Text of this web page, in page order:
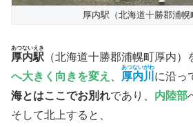
厚内駅（北海道十勝郡浦幌
厚内駅
あつないえき
（北海道十勝郡浦幌町厚内
へ大きく向きを変え
厚内川
あつないがわ
に沿っ
海とはここでお別れであり、 内陸部
そして北上すると、